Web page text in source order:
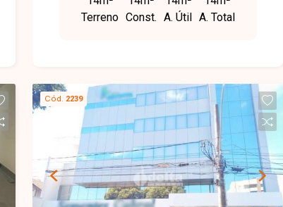
de internet, recepção. O imóvel contem
energia e água, sala de espera, cozinha,
Terreno Const. A. Útil A. Total
Cód. 2239